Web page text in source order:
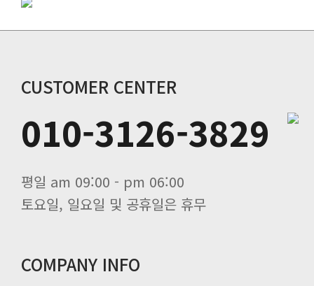
CUSTOMER CENTER
010-3126-3829
평일 am 09:00 - pm 06:00
토요일, 일요일 및 공휴일은 휴무
COMPANY INFO